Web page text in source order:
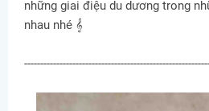
những giai điệu du dương trong
nhau nhé 𝄞